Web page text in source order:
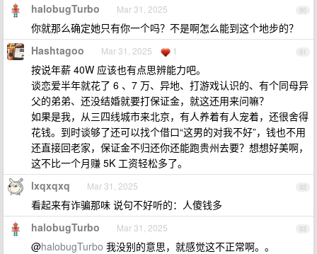
90
halobugTurbo Mar 31, 2025
你就那么确定她只有你一个吗？不是啊怎么能到这个地步的？
91
Hashtagoo Mar 31, 2025 1
按说年薪 40W 应该也有点思辨能力吧。
谈恋爱半年就花了 6 、7 万、异地、打游戏认识的、有个同母异
父的弟弟、还没结婚就要打保证金，就这还用来问嘛？
如果是我，从三四线城市来北京，有人养着有人宠着，还很舍得
花钱。到时谈够了还可以找个借口“这男的对我不好”，钱也不用
还直接回老家，保证金不归还你还能跑贵州去要？想想好美啊，
这不比一个月赚 5K 工资轻松多了。
92
lxqxqxq Mar 31, 2025
看起来有诈骗那味 说句不好听的：人傻钱多
93
halobugTurbo Mar 31, 2025
@halobugTurbo 我没别的意思，就感觉这不正常啊。。